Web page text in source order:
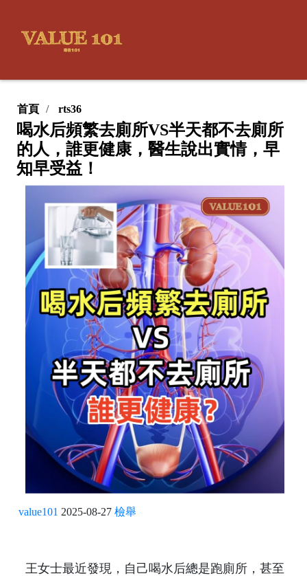
首頁 rts36
喝水后頻繁去廁所VS半天都不去廁所
的人，誰更健康，醫生說出實情，早
知早受益！
value101 2025-08-27 檢舉
王女士最近發現，自己喝水后總是跑廁所，甚至